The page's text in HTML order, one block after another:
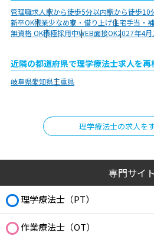
管理職求人駅から徒歩5分以内駅から徒歩10
新卒OK残業少なめ寮・借り上げ住宅手当・
無資格 OK積極採用中WEB面接OK2027年4
近隣の都道府県で理学療法士求人を再
岐阜県愛知県三重県
理学療法士の求人を
専門サイト
理学療法士（PT）
作業療法士（OT）